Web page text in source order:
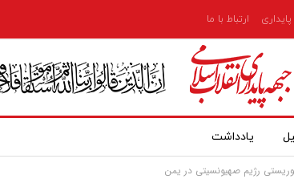
ارتباط با ما
یادداشت
رژیم صهیونسیتی در یمن